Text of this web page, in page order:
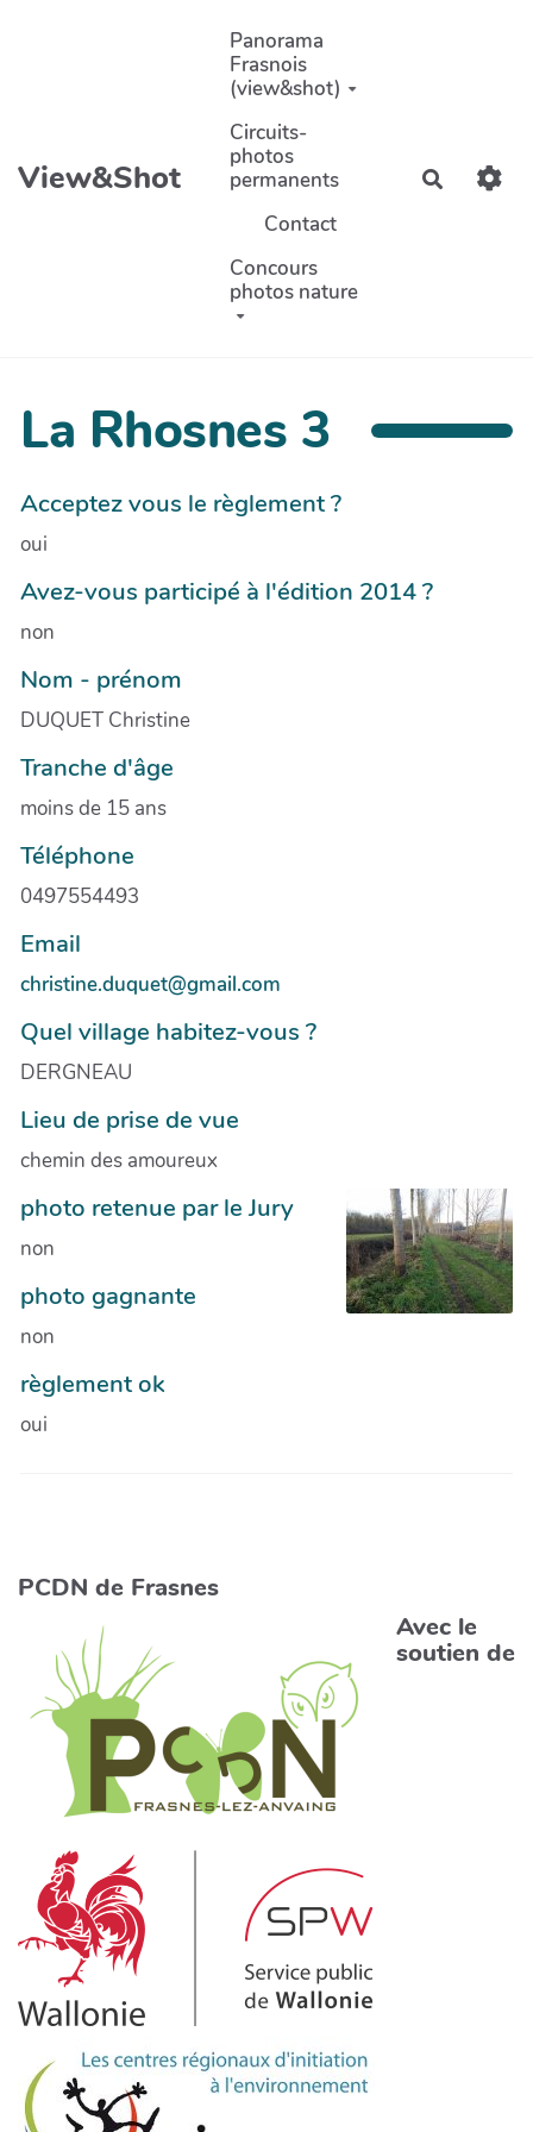
Aller au contenu principal
View&Shot
Panorama
Frasnois
(view&shot)
Circuits-
photos
permanents
Contact
Concours
photos nature
La Rhosnes 3
Acceptez vous le règlement ?
oui
Avez-vous participé à l'édition 2014 ?
non
Nom - prénom
DUQUET Christine
Tranche d'âge
moins de 15 ans
Téléphone
0497554493
Email
christine.duquet@gmail.com
Quel village habitez-vous ?
DERGNEAU
Lieu de prise de vue
chemin des amoureux
photo retenue par le Jury
non
photo gagnante
non
règlement ok
oui
PCDN de Frasnes
Avec le
soutien de